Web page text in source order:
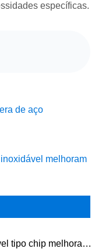
específicas.
de aço
melhoram
tipo chip melhoram